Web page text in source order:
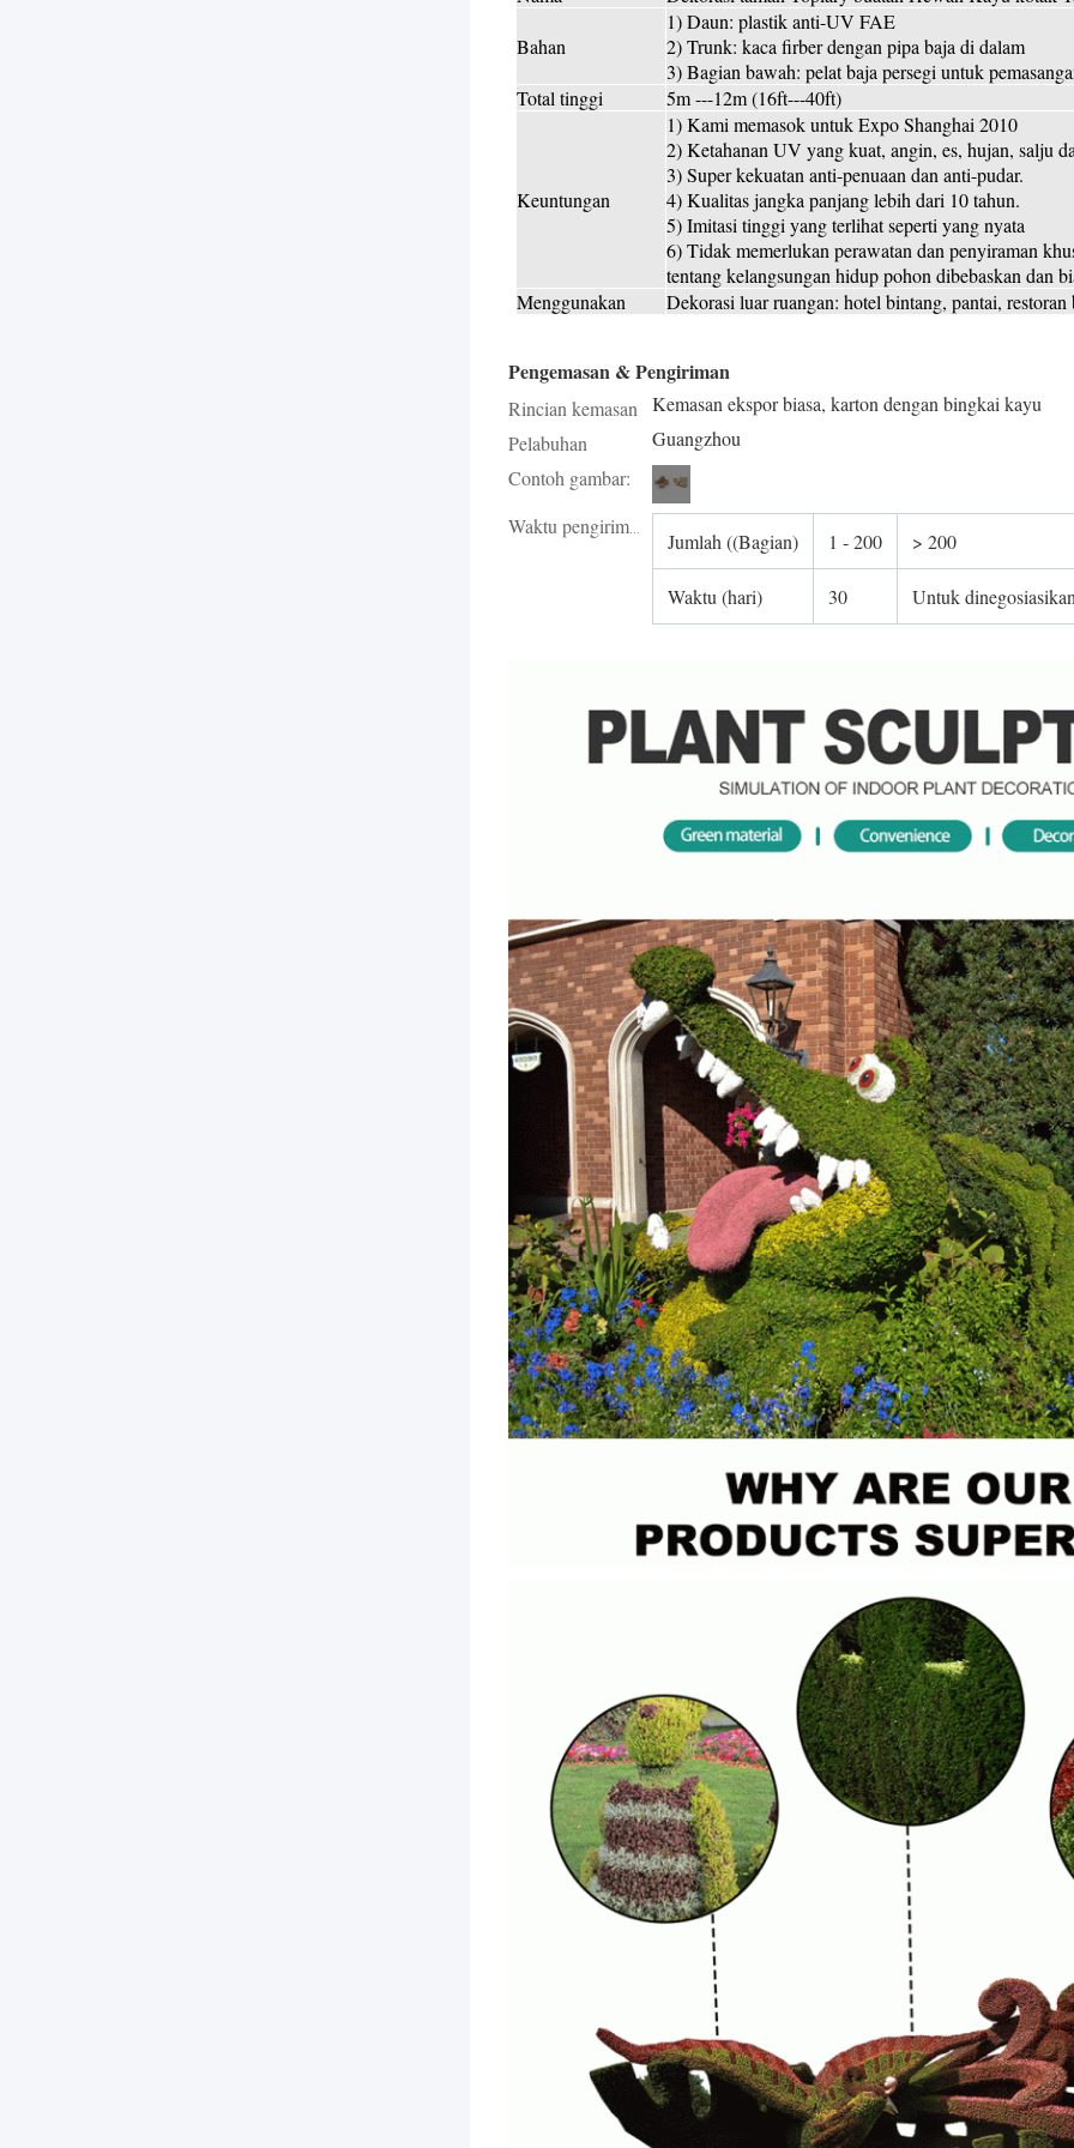
Bahan
1) Daun: plastik anti-UV FAE
2) Trunk: kaca firber dengan pipa baja di dalam
3) Bagian bawah: pelat baja persegi untuk
Total tinggi
5m ---12m (16ft---40ft)
Keuntungan
1) Kami memasok untuk Expo Shanghai 2010
2) Ketahanan UV yang kuat, angin, es, hujan, salju
3) Super kekuatan anti-penuaan dan anti-pudar.
4) Kualitas jangka panjang lebih dari 10 tahun.
5) Imitasi tinggi yang terlihat seperti yang nyata
6) Tidak memerlukan perawatan dan penyiraman
tentang kelangsungan hidup pohon dibebaskan dan
Menggunakan
Dekorasi luar ruangan: hotel bintang, pantai, restoran
Pengemasan & Pengiriman
Rincian kemasan
Kemasan ekspor biasa, karton dengan bingkai kayu
Pelabuhan
Guangzhou
Contoh gambar:
Waktu pengiriman: Jumlah ((Bagian) 1 - 200 > 200
Waktu (hari) 30 Untuk